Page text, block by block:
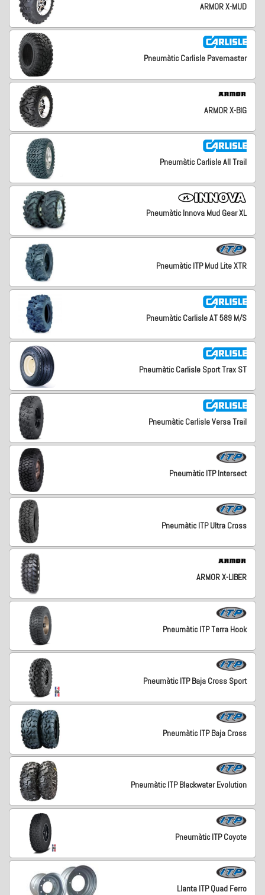
ARMOR X-MUD
Pneumàtic Carlisle Pavemaster
ARMOR X-BIG
Pneumàtic Carlisle All Trail
Pneumàtic Innova Mud Gear XL
Pneumàtic ITP Mud Lite XTR
Pneumàtic Carlisle AT 589 M/S
Pneumàtic Carlisle Sport Trax ST
Pneumàtic Carlisle Versa Trail
Pneumàtic ITP Intersect
Pneumàtic ITP Ultra Cross
ARMOR X-LIBER
Pneumàtic ITP Terra Hook
Pneumàtic ITP Baja Cross Sport
Pneumàtic ITP Baja Cross
Pneumàtic ITP Blackwater Evolution
Pneumàtic ITP Coyote
Llanta ITP Quad Ferro